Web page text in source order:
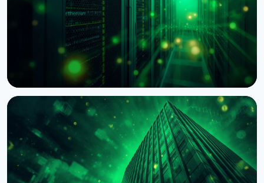
7 августа 2026 г.4 мин чтения
НОВОСТЬ
BNY Mellon запускает стейкинг для
институциональных клиентов вместе с Galaxy
4 августа 2026 г. 4 мин чтения